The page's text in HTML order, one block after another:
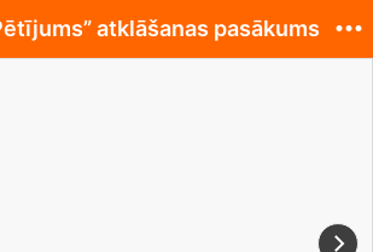
atklāšanas pasākums